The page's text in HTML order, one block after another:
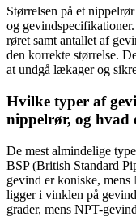
Størrelsen på et
og
røret samt antallet af
den korrekte størrelse.
at undgå lækager og
Hvilke typer af
nippelrør, og hvad
De mest almindelige
BSP (British Standard
gevind er koniske,
ligger i vinklen på
grader, mens NPT-